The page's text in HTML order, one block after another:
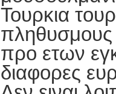
Τουρκια
πληθυσμους
προ ετων
διαφορες